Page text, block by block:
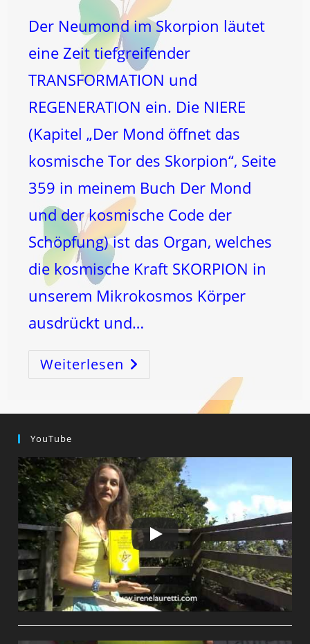
Der Neumond im Skorpion läutet
eine Zeit tiefgreifender
TRANSFORMATION und
REGENERATION ein. Die NIERE
(Kapitel „Der Mond öffnet das
kosmische Tor des Skorpion“, Seite
359 in meinem Buch Der Mond
und der kosmische Code der
Schöpfung) ist das Organ, welches
die kosmische Kraft SKORPION in
unserem Mikrokosmos Körper
ausdrückt und…
Weiterlesen SKORPION-
Neumond:
TRANSFORMATION
REGENERATION
YouTube